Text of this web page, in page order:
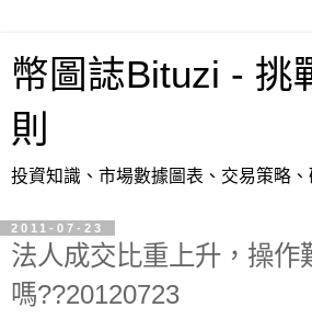
幣圖誌Bituzi - 挑
則
投資知識、市場數據圖表、交易策略
2011-07-23
法人成交比重上升，操作
嗎??20120723